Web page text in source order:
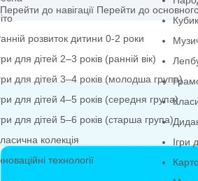
Перейти до навігаціїПерейти до
розвиток дитини 0-2 роки
для дітей 3–4 років (молодша
для дітей 4–5 років (середня
для дітей 5–6 років (старша
колекція